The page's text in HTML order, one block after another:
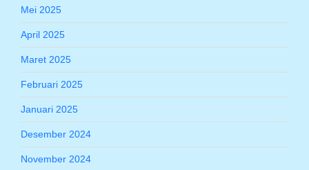
Mei 2025
April 2025
Maret 2025
Februari 2025
Januari 2025
Desember 2024
November 2024